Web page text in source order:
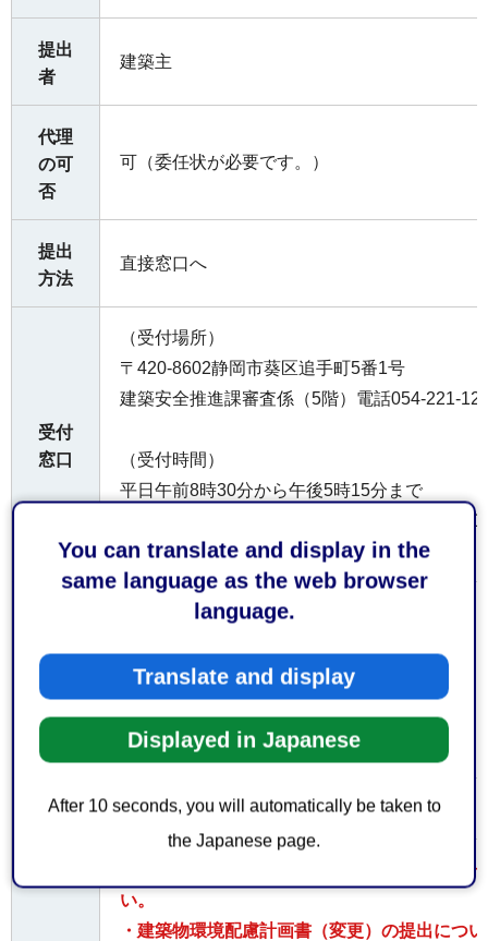
You can translate and display in the
same language as the web browser
language.
Translate and display
Displayed in Japanese
After 10 seconds, you will automatically be taken to
the Japanese page.
提出
者
建築主
代理
の可
否
可（委任状が必要です。）
提出
方法
直接窓口へ
受付
窓口
（受付場所）
〒420-8602静岡市葵区追手町5番1号
建築安全推進課審査係（5階）電話054-221-
（受付時間）
平日午前8時30分から午後5時15分まで
なお、土日祝日及び年末年始（12月29日から
おりません。
てい
ただ
くも
の
なし
費用 無料
・建築物環境配慮計画書は正・副各1部と電
い。
・建築物環境配慮計画書（変更）の提出につ